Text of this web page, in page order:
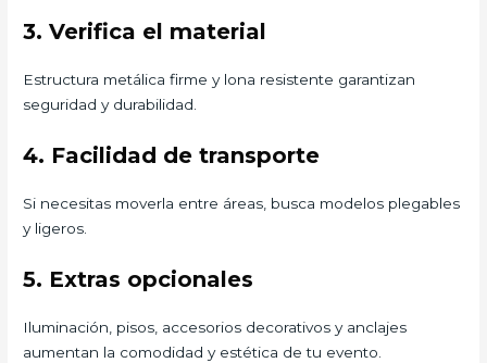
3. Verifica el material
Estructura metálica firme y lona resistente garantizan
seguridad y durabilidad.
4. Facilidad de transporte
Si necesitas moverla entre áreas, busca modelos plegables
y ligeros.
5. Extras opcionales
Iluminación, pisos, accesorios decorativos y anclajes
aumentan la comodidad y estética de tu evento.